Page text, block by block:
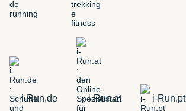
i-Run.de i-Run.at i-Run.pt